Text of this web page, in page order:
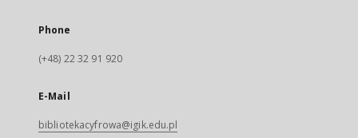
Phone
(+48) 22 32 91 920
E-Mail
bibliotekacyfrowa@igik.edu.pl